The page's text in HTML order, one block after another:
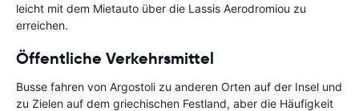
leicht mit dem Mietauto über die Lassis Aerodromiou zu
erreichen.
Öffentliche Verkehrsmittel
Busse fahren von Argostoli zu anderen Orten auf der Insel und
zu Zielen auf dem griechischen Festland, aber die Häufigkeit